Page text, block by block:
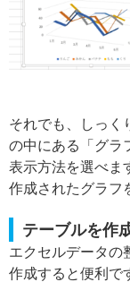
それでも、しっく
の中にある「グラ
表示方法を選べま
作成されたグラフ
テーブルを作
エクセルデータの
作成すると便利で